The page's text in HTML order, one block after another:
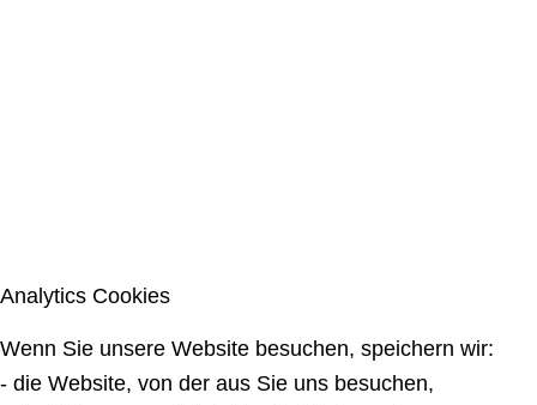
Analytics Cookies
Wenn Sie unsere Website besuchen, speichern wir:
- die Website, von der aus Sie uns besuchen,